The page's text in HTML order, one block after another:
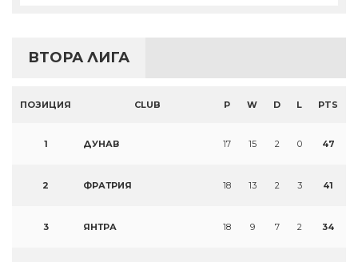
ВТОРА ЛИГА
ПОЗИЦИЯ CLUB P W D L PTS
1 ДУНАВ 17 15 2 0 47
2 ФРАТРИЯ 18 13 2 3 41
3 ЯНТРА 18 9 7 2 34